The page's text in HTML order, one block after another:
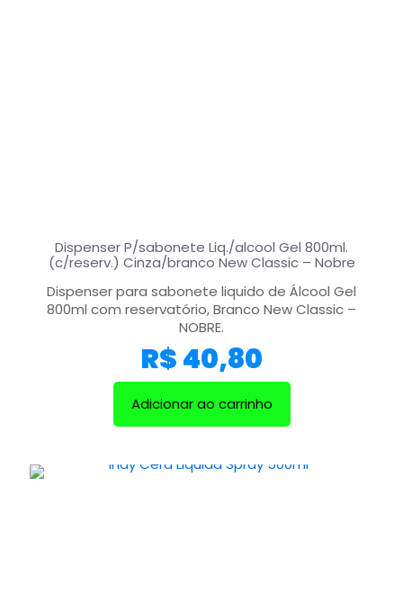
Dispenser P/sabonete Liq./alcool Gel 800ml.
(c/reserv.) Cinza/branco New Classic – Nobre
Dispenser para sabonete liquido de Álcool Gel
800ml com reservatório, Branco New Classic –
NOBRE.
R$40,80
Adicionar ao carrinho